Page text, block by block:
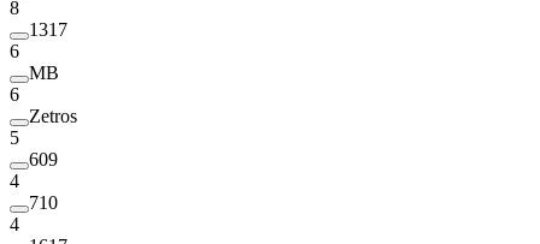
8
1317
6
MB
6
Zetros
5
609
4
710
4